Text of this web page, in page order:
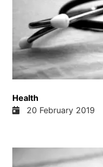
Health
20 February 2019